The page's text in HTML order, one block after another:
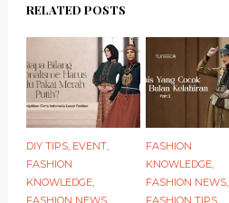
RELATED POSTS
DIY TIPS, EVENT,
FASHION
KNOWLEDGE,
FASHION
KNOWLEDGE,
FASHION NEWS,